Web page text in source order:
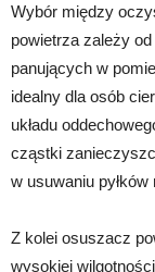
Wybór między
powietrza zależy
panujących w
idealny dla osób
układu
cząstki
w usuwaniu
Z kolei osuszacz
wysokiej